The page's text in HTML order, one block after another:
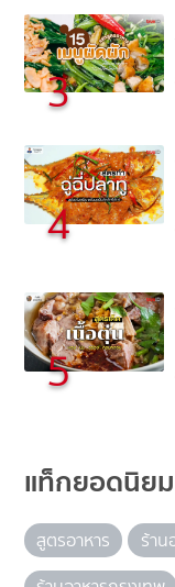
3
4
5
แท็กยอดนิยม
สูตรอาหาร ร้าน